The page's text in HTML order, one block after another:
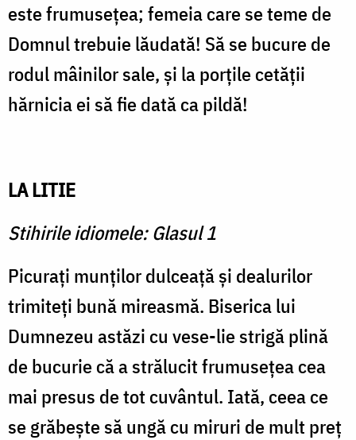
este frumusețea; femeia care se teme de
Domnul trebuie lăudată! Să se bucure de
rodul mâinilor sale, și la porțile cetății
hărnicia ei să fie dată ca pildă!
LA LITIE
Stihirile idiomele: Glasul 1
Picurați munților dulceață și dealurilor
trimiteți bună mireasmă. Biserica lui
Dumnezeu astăzi cu vese-lie strigă plină
de bucurie că a strălucit frumusețea cea
mai presus de tot cuvântul. Iată, ceea ce
se grăbește să ungă cu miruri de mult preț